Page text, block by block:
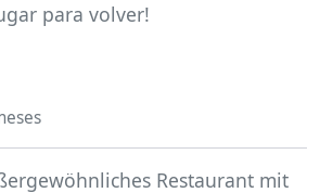
para volver!
Restaurant mit